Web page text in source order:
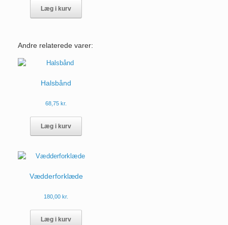
Læg i kurv
har
Mulighederne
Andre relaterede varer:
Halsbånd
68,75 kr.
Læg i kurv
har
varianter.
Vædderforklæde
180,00 kr.
Læg i kurv